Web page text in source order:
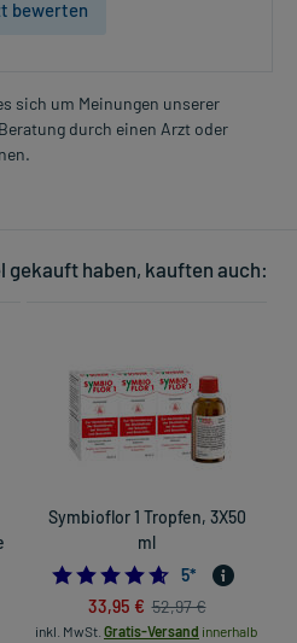
bewerten
sich um Meinungen unserer
durch einen Arzt oder
gekauft haben, kauften auch:
Symbioflor 1 Tropfen, 3X50
ml
4.6
5*
33,95 € 52,97 €
inkl. MwSt. Gratis-Versand innerhalb